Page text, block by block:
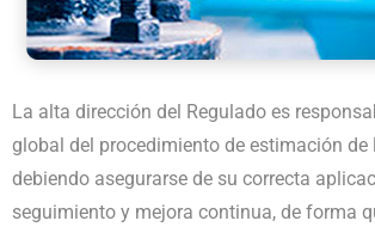
La alta dirección del Regulado es
global del procedimiento de estimación de
debiendo asegurarse de su correcta
seguimiento y mejora continua, de forma